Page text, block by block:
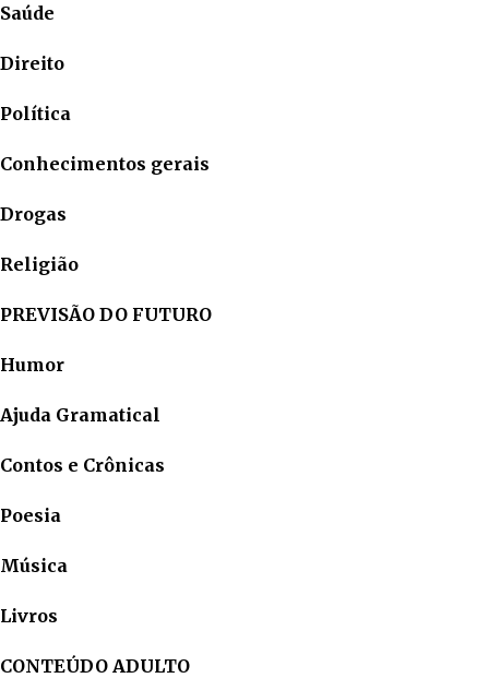
Saúde
Direito
Política
Conhecimentos gerais
Drogas
Religião
PREVISÃO DO FUTURO
Humor
Ajuda Gramatical
Contos e Crônicas
Poesia
Música
Livros
CONTEÚDO ADULTO